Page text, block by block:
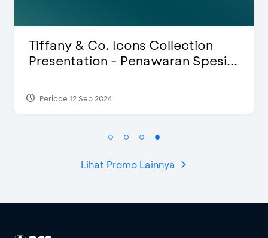
Blink Beauty Clinic - Diskon 25% &
Special Bonus
Periode 27 Mar 2025 - 31 Agt 2026
Lihat Promo Lainnya